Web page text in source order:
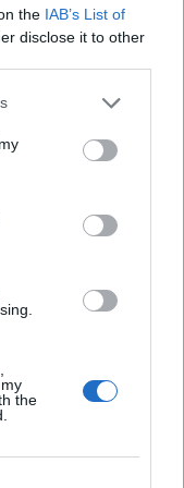
the IAB’s List of
disclose it to other
the
o 60%.
mincí